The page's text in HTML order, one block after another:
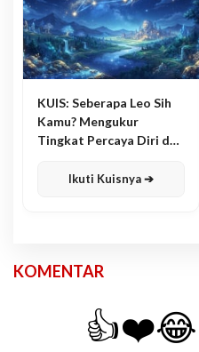
KUIS: Seberapa Leo Sih
Kamu? Mengukur
Tingkat Percaya Diri dan
Ikuti Kuisnya ➔
KOMENTAR
👍❤️😂